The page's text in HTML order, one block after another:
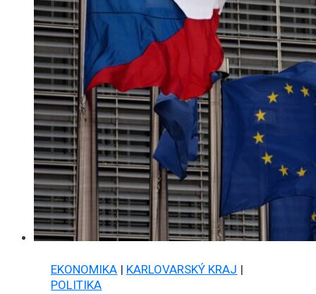
EKONOMIKA | KARLOVARSKÝ KRAJ |
POLITIKA